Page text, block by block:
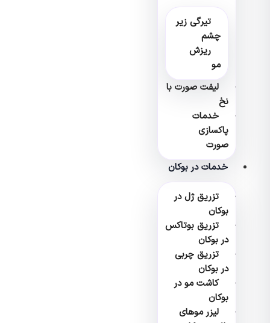
تیرگی زیر
چشم
ریزش
لیفت صورت با
خدمات
پاکسازی
صورت
خدمات در بوکان
تزریق ژل در
بوکان
تزریق بوتاکس
در بوکان
تزریق چربی
در بوکان
کاشت مو در
بوکان
لیزر موهای